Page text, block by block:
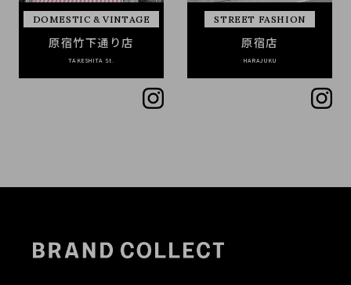
DOMESTIC & VINTAGE
原宿竹下通り店
TAKESHITA St.
STREET FASHION
原宿店
HARAJUKU